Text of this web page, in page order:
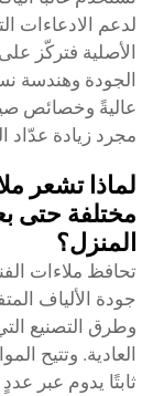
لدعم الادعاءات
الأصلية فتركّز
الجودة وهندسة
عاليةً وخصائص
مجرد زيادة عدّاد
لماذا تشعر
مختلفة حتى
المنزل؟
تحافظ ملاءات
جودة الألياف
وطرق التصنيع
العادية. وتتيح
ثابتًا يدوم عبر